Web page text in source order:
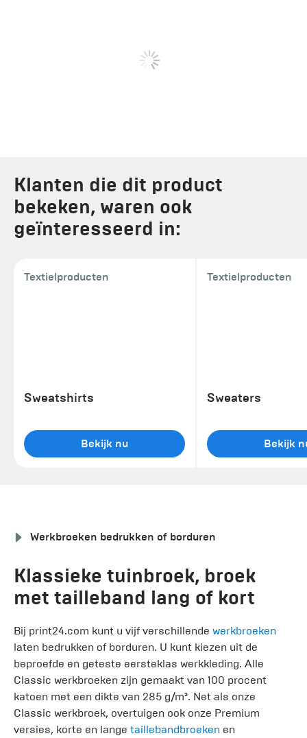
Klanten die dit product
bekeken, waren ook
geïnteresseerd in:
Textielproducten
Sweatshirts
Bekijk nu
Textielproducten
Sweaters
Bekijk
Werkbroeken bedrukken of borduren
Klassieke tuinbroek, broek
met tailleband lang of kort
Bij print24.com kunt u vijf verschillende werkbroeken
laten bedrukken of borduren. U kunt kiezen uit de
beproefde en geteste eersteklas werkkleding. Alle
Classic werkbroeken zijn gemaakt van 100 procent
katoen met een dikte van 285 g/m². Net als onze
Classic werkbroek, overtuigen ook onze Premium
versies, korte en lange taillebandbroeken en